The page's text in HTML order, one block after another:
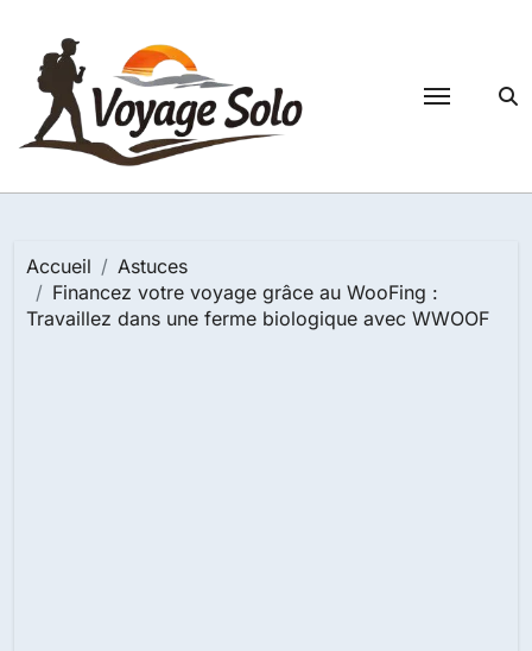
contenu
Accueil
Astuces
Financez votre voyage grâce au WooFing :
Travaillez dans une ferme biologique avec WWOOF